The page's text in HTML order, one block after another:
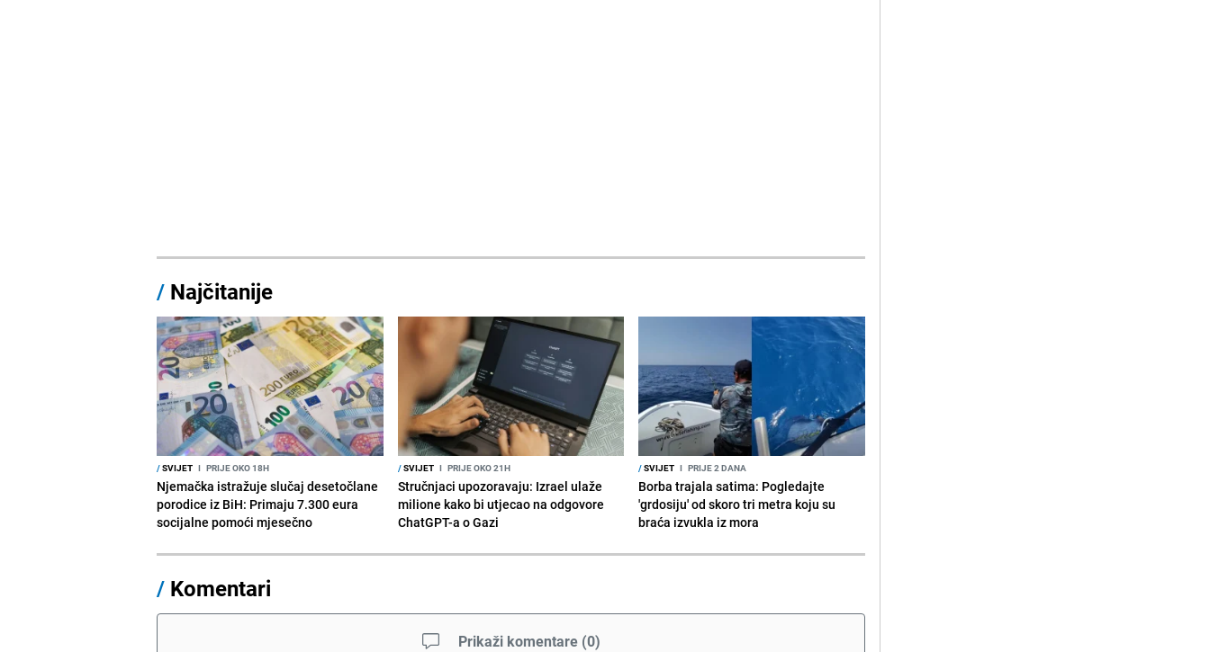
/ Najčitanije
/SVIJET I PRIJE OKO 18H
Njemačka istražuje slučaj desetočlane
porodice iz BiH: Primaju 7.300 eura
socijalne pomoći mjesečno
/SVIJET I PRIJE OKO 21H
Stručnjaci upozoravaju: Izrael ulaže
milione kako bi utjecao na odgovore
ChatGPT-a o Gazi
/SVIJET I PRIJE 2 DANA
Borba trajala satima: Pogledajte
'grdosiju' od skoro tri metra koju su
braća izvukla iz mora
/ Komentari
Prikaži komentare (0)